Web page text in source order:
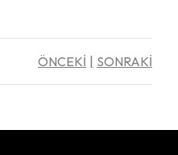
ÖNCEKİ SONRAKİ